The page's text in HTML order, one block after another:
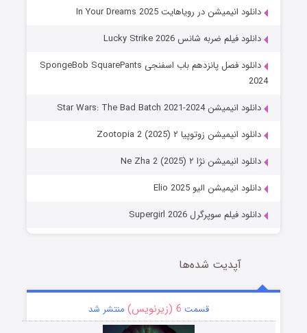
دانلود انیمیشن در رویاهایت In Your Dreams 2025
دانلود فیلم ضربه شانس Lucky Strike 2026
دانلود فصل پانزدهم باب اسفنجی SpongeBob SquarePants
2024
دانلود انیمیشن Star Wars: The Bad Batch 2021-2024
دانلود انیمیشن زوتوپیا ۲ Zootopia 2 (2025)
دانلود انیمیشن نژا ۲ Ne Zha 2 (2025)
دانلود انیمیشن الیو Elio 2025
دانلود فیلم سوپرگرل Supergirl 2026
آپدیت شده‌ها
قسمت 6 (زیرنویس) منتشر شد